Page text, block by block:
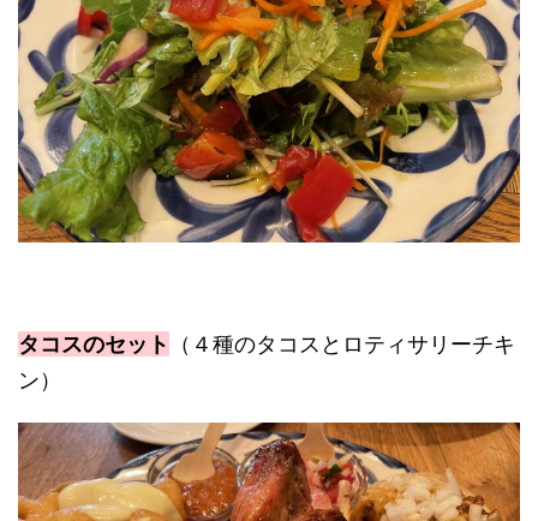
タコスのセット
（４種のタコスとロティサリーチキ
ン）